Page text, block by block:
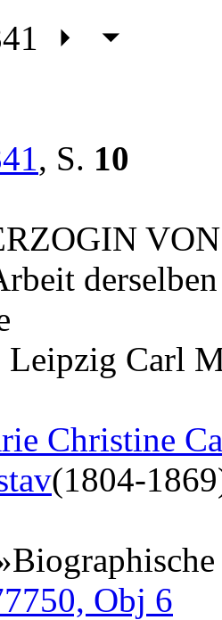
, S. 10
derselben
Leipzig Carl
Christine
(1804-
Obj 6